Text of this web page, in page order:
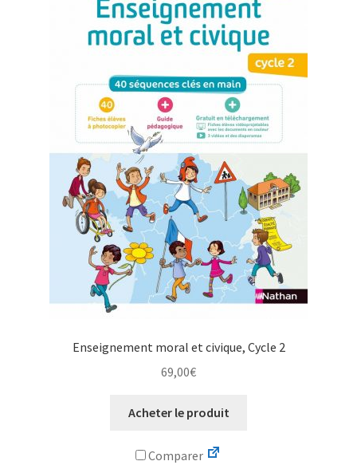
Enseignement moral et civique, Cycle 2
69,00€
Acheter le produit
Comparer